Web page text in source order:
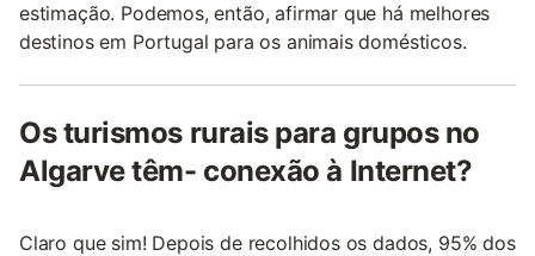
estimação. Podemos, então, afirmar que há melhores
destinos em Portugal para os animais domésticos.
Os turismos rurais para grupos no
Algarve têm- conexão à Internet?
Claro que sim! Depois de recolhidos os dados, 95% dos